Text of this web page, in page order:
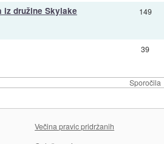
Sporočila
iz družine Skylake 149
39
Večina pravic pridržanih